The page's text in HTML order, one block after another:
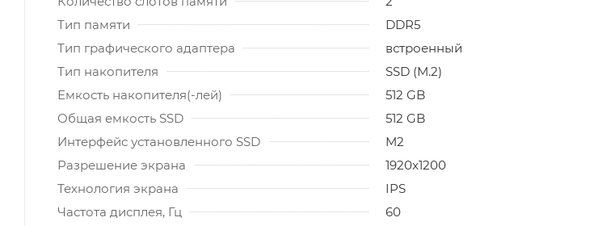
Тип памяти
DDR5
Тип графического адаптера
встроенный
Тип накопителя
SSD (M.2)
Емкость накопителя(-лей)
512 GB
Общая емкость SSD
512 GB
Интерфейс установленного SSD
M2
Разрешение экрана
1920x1200
Технология экрана
IPS
Частота дисплея, Гц
60